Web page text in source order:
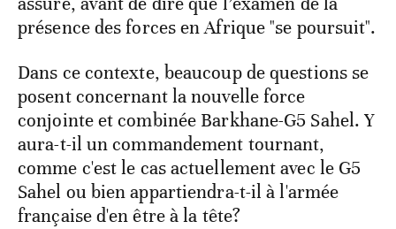
présence des forces en Afrique "se poursuit".
Dans ce contexte, beaucoup de questions se
posent concernant la nouvelle force
conjointe et combinée Barkhane-G5 Sahel. Y
aura-t-il un commandement tournant,
comme c'est le cas actuellement avec le G5
Sahel ou bien appartiendra-t-il à l'armée
française d'en être à la tête?